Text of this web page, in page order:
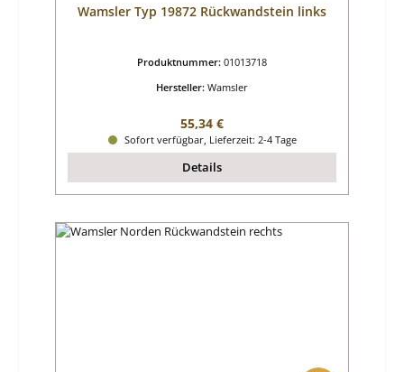
Wamsler Typ 19872 Rückwandstein links
Produktnummer: 01013718
Hersteller: Wamsler
Regulärer Preis:
55,34 €
Sofort verfügbar, Lieferzeit: 2-4 Tage
Details